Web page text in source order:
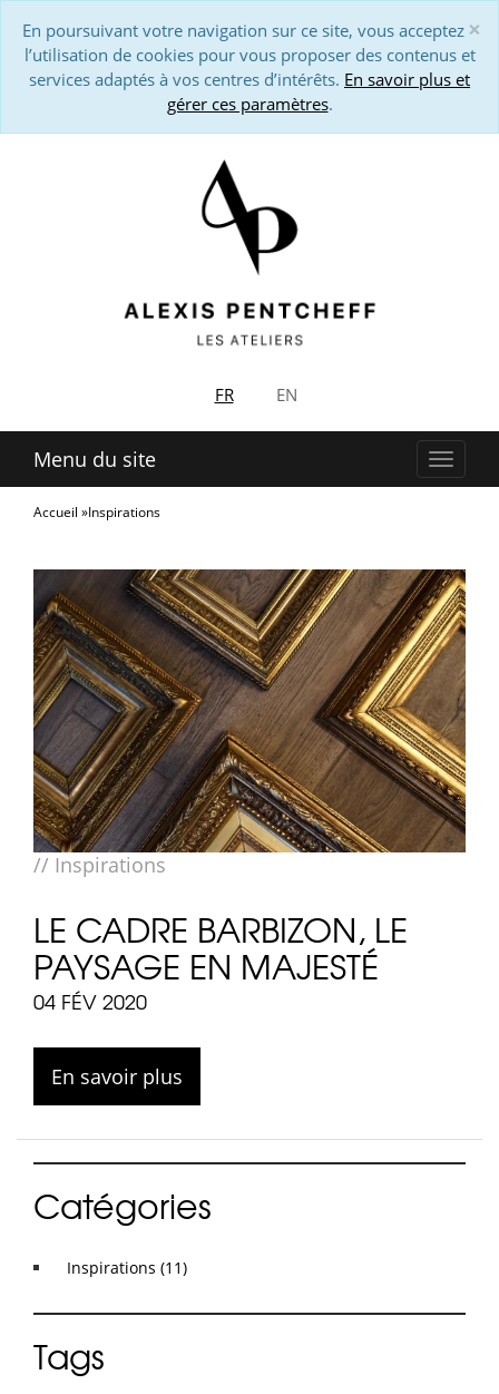
×
En poursuivant votre navigation sur ce site, vous acceptez
l’utilisation de cookies pour vous proposer des contenus et
services adaptés à vos centres d’intérêts. En savoir plus et
gérer ces paramètres.
FR EN
Menu du site
Accueil Inspirations
// Inspirations
LE CADRE BARBIZON, LE
PAYSAGE EN MAJESTÉ
04 FÉV 2020
En savoir plus
Catégories
Inspirations (11)
Tags